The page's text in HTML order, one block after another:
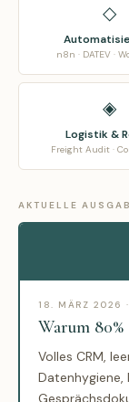
◇
n8n · DATEV ·
◈
Logistik &
Freight Audit ·
AKTUELLE
18. MÄRZ 2026
Warum
Volles CRM,